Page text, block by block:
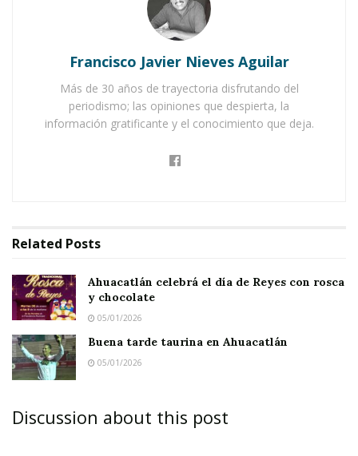
Buena tarde taurina en Ahuacatlán
Francisco Javier Nieves Aguilar
Más de 30 años de trayectoria disfrutando del
periodismo; las opiniones que despierta, la
información gratificante y el conocimiento que deja.
Related Posts
Ahuacatlán celebrá el día de Reyes con rosca
y chocolate
05/01/2026
Buena tarde taurina en Ahuacatlán
05/01/2026
Discussion about this post